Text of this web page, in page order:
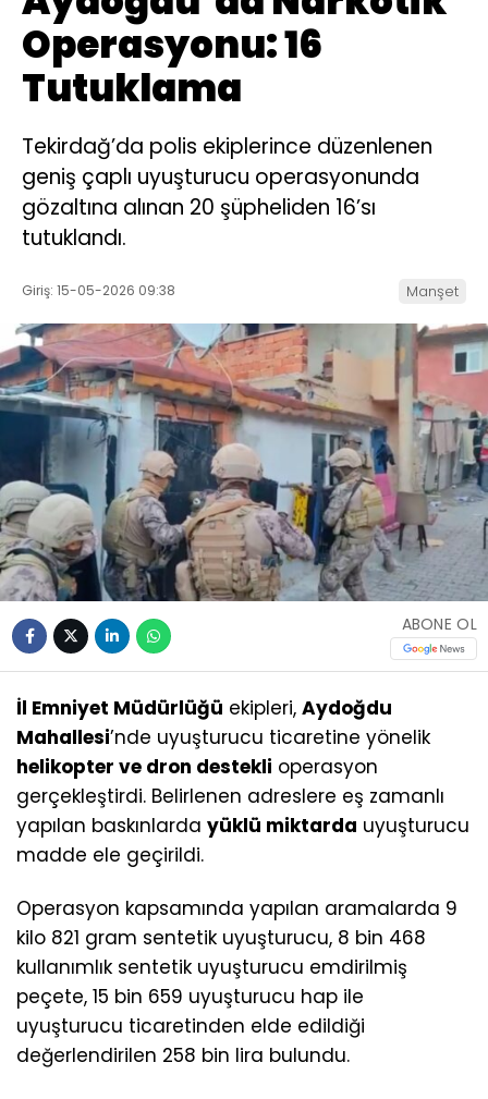
Operasyonu: 16
Tutuklama
Tekirdağ’da polis ekiplerince düzenlenen
geniş çaplı uyuşturucu operasyonunda
gözaltına alınan 20 şüpheliden 16’sı
tutuklandı.
Giriş: 15-05-2026 09:38 Manşet
ABONE OL
İl Emniyet Müdürlüğü ekipleri, Aydoğdu
Mahallesi’nde uyuşturucu ticaretine yönelik
helikopter ve dron destekli operasyon
gerçekleştirdi. Belirlenen adreslere eş zamanlı
yapılan baskınlarda yüklü miktarda uyuşturucu
madde ele geçirildi.
Operasyon kapsamında yapılan aramalarda 9
kilo 821 gram sentetik uyuşturucu, 8 bin 468
kullanımlık sentetik uyuşturucu emdirilmiş
peçete, 15 bin 659 uyuşturucu hap ile
uyuşturucu ticaretinden elde edildiği
değerlendirilen 258 bin lira bulundu.